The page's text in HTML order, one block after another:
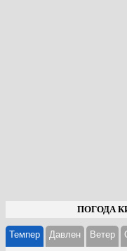
ПОГОДА
Темпер Давлен Ветер